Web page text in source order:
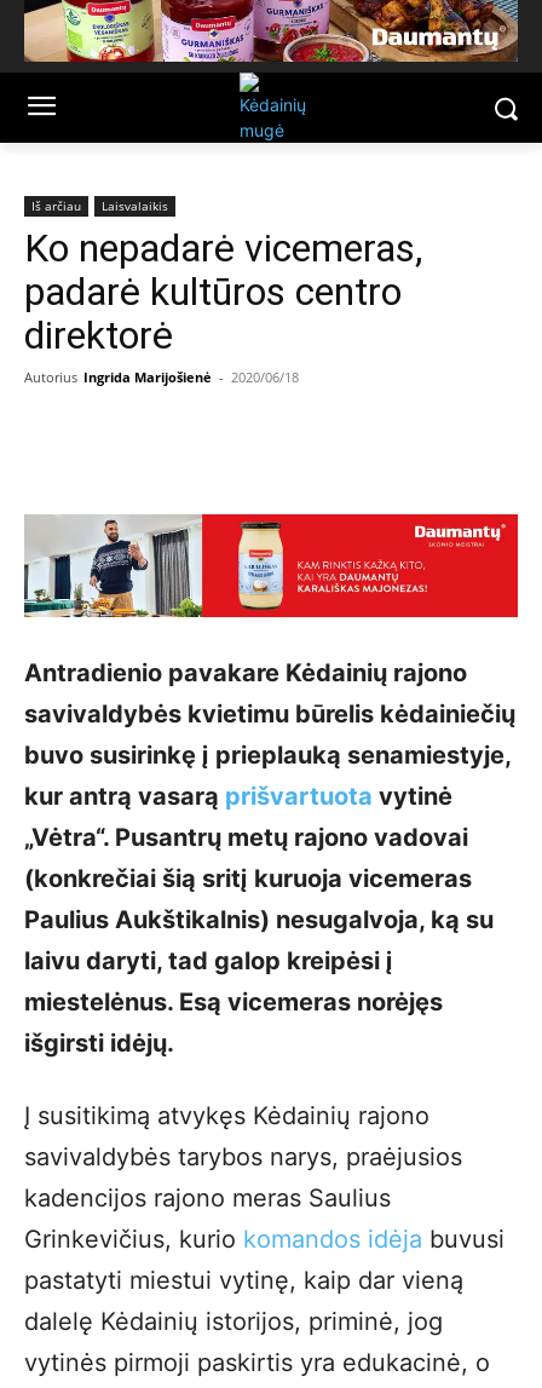
Iš arčiau Laisvalaikis
Ko nepadarė vicemeras,
padarė kultūros centro
direktorė
Autorius Ingrida Marijošienė - 2020/06/18
Antradienio pavakare Kėdainių rajono
savivaldybės kvietimu būrelis kėdainiečių
buvo susirinkę į prieplauką senamiestyje,
kur antrą vasarą prišvartuota vytinė
„Vėtra“. Pusantrų metų rajono vadovai
(konkrečiai šią sritį kuruoja vicemeras
Paulius Aukštikalnis) nesugalvoja, ką su
laivu daryti, tad galop kreipėsi į
miestelėnus. Esą vicemeras norėjęs
išgirsti idėjų.
Į susitikimą atvykęs Kėdainių rajono
savivaldybės tarybos narys, praėjusios
kadencijos rajono meras Saulius
Grinkevičius, kurio komandos idėja buvusi
pastatyti miestui vytinę, kaip dar vieną
dalelę Kėdainių istorijos, priminė, jog
vytinės pirmoji paskirtis yra edukacinė, o